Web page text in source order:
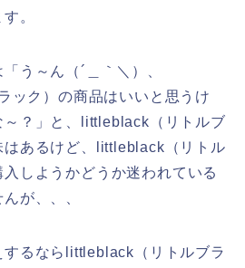
。
う～ん（´＿｀＼）、
ック）の商品はいいと思うけ
～？」と、littleblack（リトルブ
はあるけど、littleblack（リトル
しようかどうか迷われている
が、、、
るならlittleblack（リトルブラ